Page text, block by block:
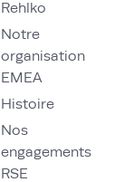
Rehlko
Notre
organisation
EMEA
Histoire
Nos
engagements
RSE